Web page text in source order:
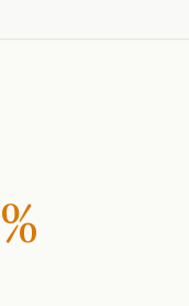
%